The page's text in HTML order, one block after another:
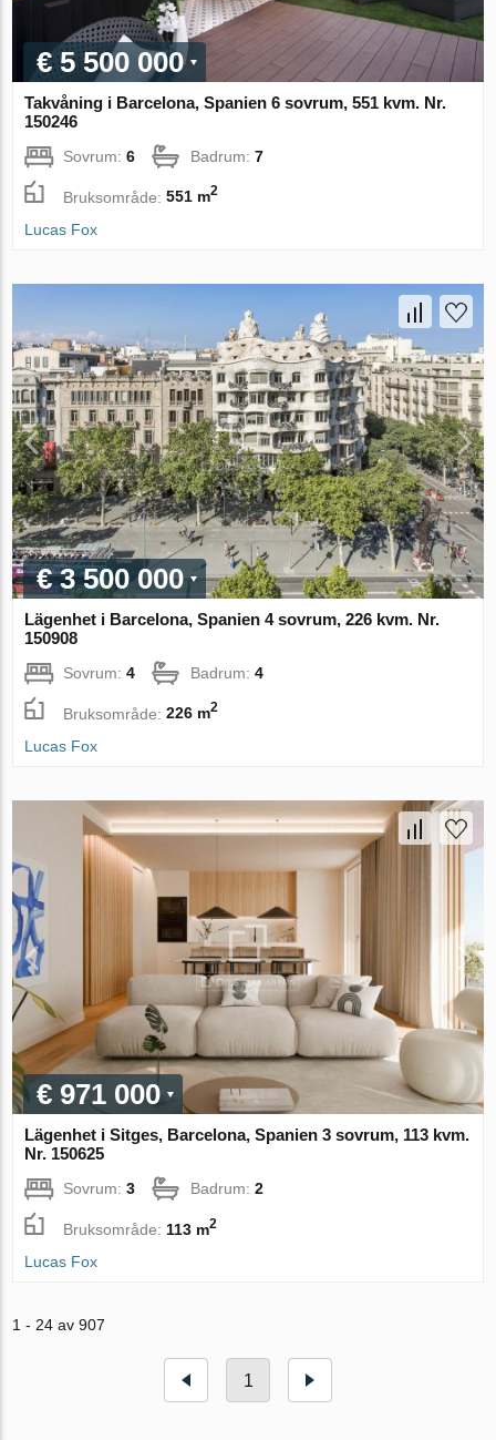
€ 5 500 000
Takvåning i Barcelona, Spanien 6 sovrum, 551 kvm. Nr.
150246
Sovrum:6 Badrum:7
Bruksområde:551 m2
Lucas Fox
€ 3 500 000
Lägenhet i Barcelona, Spanien 4 sovrum, 226 kvm. Nr.
150908
Sovrum:4 Badrum:4
Bruksområde:226 m2
Lucas Fox
€ 971 000
Lägenhet i Sitges, Barcelona, Spanien 3 sovrum, 113 kvm.
Nr. 150625
Sovrum:3 Badrum:2
Bruksområde: 113 m2
Lucas Fox
1 - 24 av 907
1